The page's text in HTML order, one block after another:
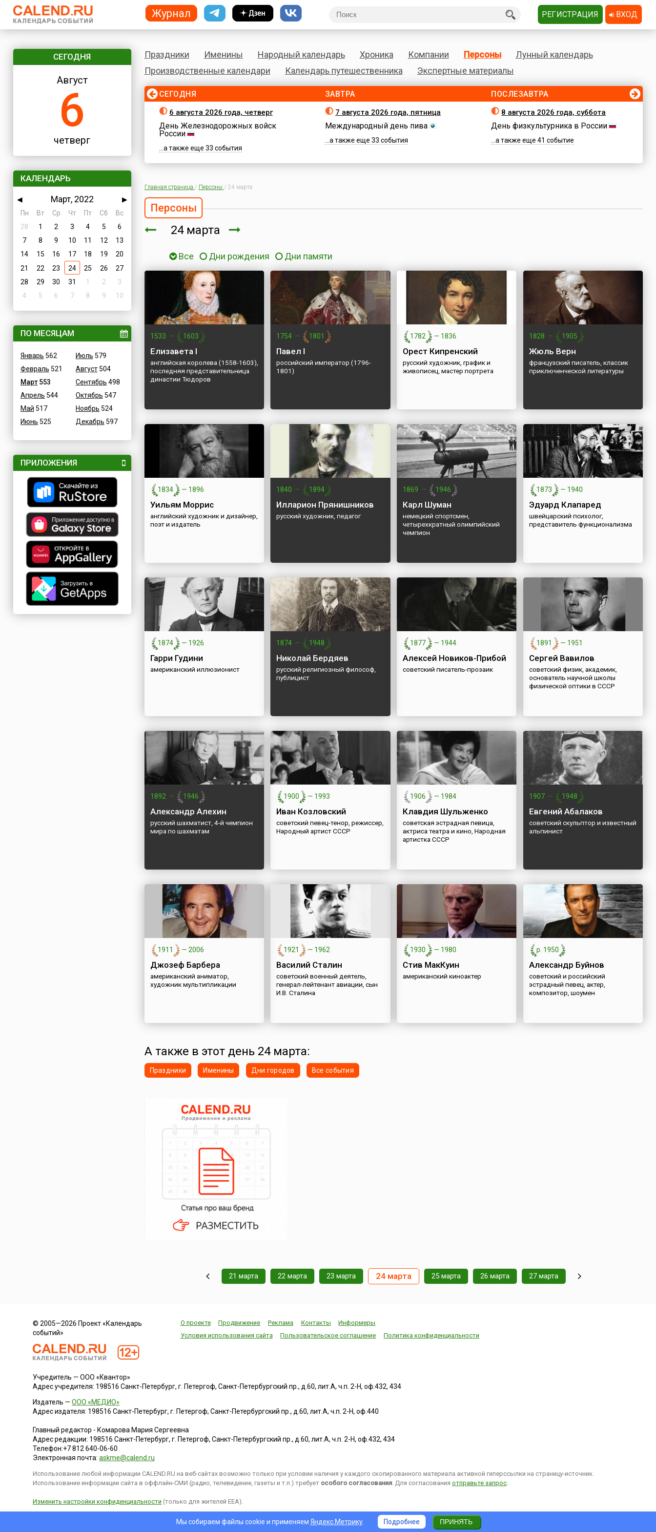
СЕГОДНЯ
Август
6
четверг
КАЛЕНДАРЬ
◀ Март, 2022
▶
Пн
Вт Ср Чт Пт Сб
Вс
28
1 2 3 4 5
6
7
8 9 10 11 12
13
14
15 16 17 18 19
20
21
22 23 24 25 26
27
28
29 30 31 1 2
3
4
5 6 7 8 9 10
ПО МЕСЯЦАМ
Январь 562
Февраль 521
Март553
Апрель 544
Май 517
Июнь 525
Июль 579
Август504
Сентябрь 498
Октябрь 547
Ноябрь 524
Декабрь 597
ПРИЛОЖЕНИЯ
Праздники Именины Народный календарь Хроника Компании Персоны
Лунный календарь
Производственные календари
Календарь путешественника Экспертные материалы
СЕГОДНЯ
6 августа 2026 года, четверг
День Железнодорожных войск
России
...а также еще 33 события
ЗАВТРА
7 августа 2026 года, пятница
Международный день пива
...а также еще 33 события
ПОСЛЕЗАВТРА
8 августа 2026 года, суббота
День физкультурника в России
...а также еще 41 событие
Главная страница / Персоны / 24 марта
Персоны
24 марта
Все Дни рождения Дни памяти
1533 — 1603
Елизавета I
английская королева (1558-1603),
последняя представительница
династии Тюдоров
1754 — 1801
Павел I
российский император (1796-
1801)
1782 — 1836
Орест Кипренский
русский художник, график и
живописец, мастер портрета
1828 — 1905
Жюль Верн
французский писатель, классик
приключенческой литературы
1834 — 1896
Уильям Моррис
английский художник и дизайнер,
поэт и издатель
1840 — 1894
Илларион Прянишников
русский художник, педагог
1869 — 1946
Карл Шуман
немецкий спортсмен,
четырехкратный олимпийский
чемпион
1873 — 1940
Эдуард Клапаред
швейцарский психолог,
представитель функционализма
1874 — 1926
Гарри Гудини
американский иллюзионист
1874 — 1948
Николай Бердяев
русский религиозный философ,
публицист
1877 — 1944
Алексей Новиков-Прибой
советский писатель-прозаик
1891 — 1951
Сергей Вавилов
советский физик, академик,
основатель научной школы
физической оптики в СССР
1892 — 1946
Александр Алехин
русский шахматист, 4-й чемпион
мира по шахматам
1900 — 1993
Иван Козловский
советский певец-тенор, режиссер,
Народный артист СССР
1906 — 1984
Клавдия Шульженко
советская эстрадная певица,
актриса театра и кино, Народная
артистка СССР
1907 — 1948
Евгений Абалаков
советский скульптор и известный
альпинист
1911 — 2006
Джозеф Барбера
американский аниматор,
художник мультипликации
1921 — 1962
Василий Сталин
советский военный деятель,
генерал-лейтенант авиации, сын
И.В. Сталина
1930 — 1980
Стив МакКуин
американский киноактер
р. 1950
Александр Буйнов
советский и российский
эстрадный певец, актер,
композитор, шоумен
А также в этот день 24 марта:
Праздники Именины Дни городов Все события
21 марта 22 марта 23 марта 24 марта 25 марта 26 марта 27 марта
© 2005—2026 Проект «Календарь
событий»
О проекте Продвижение Реклама Контакты
Информеры
Условия использования сайта
Пользовательское соглашение Политика конфиденциальности
Учредитель — ООО «Квантор»
Адрес учредителя: 198516 Санкт-Петербург, г. Петергоф, Санкт-Петербургский пр., д.60, лит.А, ч.п. 2-Н, оф.432, 434
Издатель —ООО «МЕДИО»
Адрес издателя: 198516 Санкт-Петербург, г. Петергоф, Санкт-Петербургский пр., д.60, лит.А, ч.п. 2-Н, оф.440
Главный редактор - Комарова Мария Сергеевна
Адрес редакции: 198516 Санкт-Петербург, г. Петергоф,Санкт-Петербургский пр., д.60, лит.А, ч.п. 2-Н, оф.432, 434
Телефон:+7 812 640-06-60
Электронная почта:askme@calend.ru
Использование любой информации CALEND.RU на веб-сайтах возможно только при условии наличия у каждого скопированного материала активной гиперссылки на страницу-источник.
Использование информации сайта в оффлайн-СМИ (радио, телевидение, газеты и т.п.) требует особого согласования. Для согласованияотправьте запрос.
Изменить настройки конфиденциальности (только для жителей EEA).
Журнал РЕГИСТРАЦИЯ ВХОД
Мы собираем файлы cookie и применяем Яндекс.Метрику. Подробнее ПРИНЯТЬ